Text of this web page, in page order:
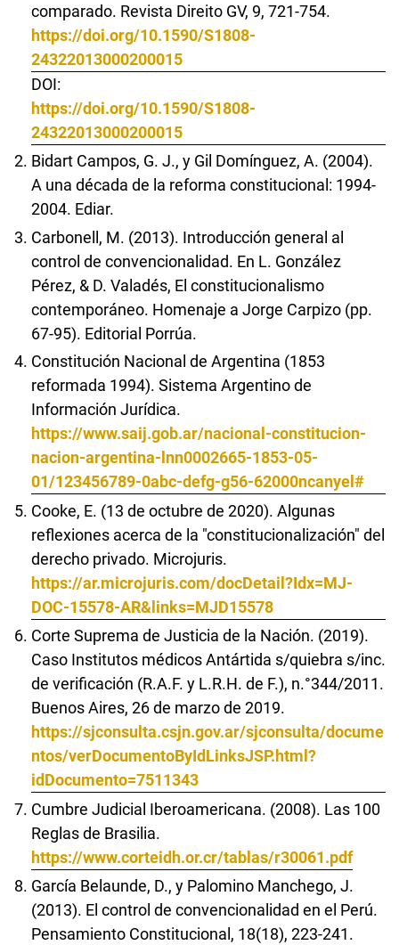
comparado. Revista Direito GV, 9, 721-754.
https://doi.org/10.1590/S1808-
24322013000200015
DOI:
https://doi.org/10.1590/S1808-
24322013000200015
Bidart Campos, G. J., y Gil Domínguez, A. (2004).
A una década de la reforma constitucional: 1994-
2004. Ediar.
Carbonell, M. (2013). Introducción general al
control de convencionalidad. En L. González
Pérez, & D. Valadés, El constitucionalismo
contemporáneo. Homenaje a Jorge Carpizo (pp.
67-95). Editorial Porrúa.
Constitución Nacional de Argentina (1853
reformada 1994). Sistema Argentino de
Información Jurídica.
https://www.saij.gob.ar/nacional-constitucion-
nacion-argentina-lnn0002665-1853-05-
01/123456789-0abc-defg-g56-62000ncanyel#
Cooke, E. (13 de octubre de 2020). Algunas
reflexiones acerca de la "constitucionalización" del
derecho privado. Microjuris.
https://ar.microjuris.com/docDetail?Idx=MJ-
DOC-15578-AR&links=MJD15578
Corte Suprema de Justicia de la Nación. (2019).
Caso Institutos médicos Antártida s/quiebra s/inc.
de verificación (R.A.F. y L.R.H. de F.), n.°344/2011.
Buenos Aires, 26 de marzo de 2019.
https://sjconsulta.csjn.gov.ar/sjconsulta/docume
ntos/verDocumentoByIdLinksJSP.html?
idDocumento=7511343
Cumbre Judicial Iberoamericana. (2008). Las 100
Reglas de Brasilia.
https://www.corteidh.or.cr/tablas/r30061.pdf
García Belaunde, D., y Palomino Manchego, J.
(2013). El control de convencionalidad en el Perú.
Pensamiento Constitucional, 18(18), 223-241.